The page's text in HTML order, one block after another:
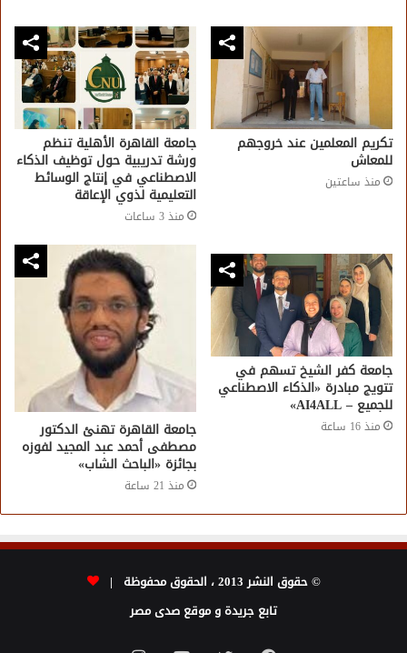
تكريم المعلمين عند خروجهم
للمعاش
منذ ساعتين
جامعة القاهرة الأهلية تنظم
ورشة تدريبية حول توظيف الذكاء
الاصطناعي في إنتاج الوسائط
التعليمية لذوي الإعاقة
منذ 3 ساعات
جامعة كفر الشيخ تسهم في
تتويج مبادرة «الذكاء الاصطناعي
للجميع – AI4ALL»
منذ 16 ساعة جامعة القاهرة تهنئ الدكتور
مصطفى أحمد عبد المجيد لفوزه
بجائزة «الباحث الشاب»
منذ 21 ساعة
© حقوق النشر 2013 ، الحقوق محفوظة |
تابع جريدة و موقع صدى مصر